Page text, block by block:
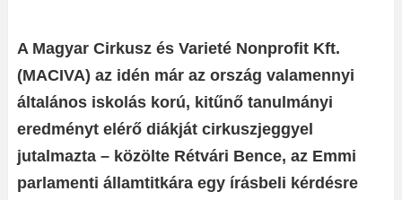
A Magyar Cirkusz és Varieté Nonprofit Kft.
(MACIVA) az idén már az ország valamennyi
általános iskolás korú, kitűnő tanulmányi
eredményt elérő diákját cirkuszjeggyel
jutalmazta – közölte Rétvári Bence, az Emmi
parlamenti államtitkára egy írásbeli kérdésre